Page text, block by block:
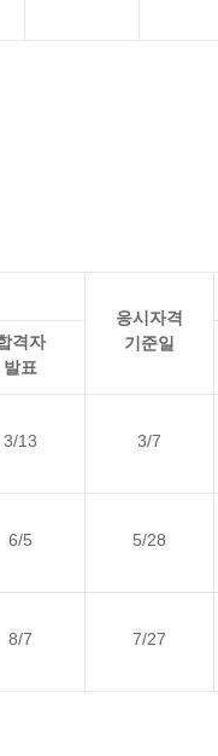
응시자격
기준일
격자
발표
3/13 3/7
6/5 5/28
8/7 7/27